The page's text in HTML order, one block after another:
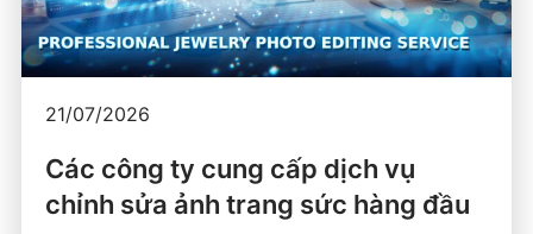
21/07/2026
Các công ty cung cấp dịch vụ
chỉnh sửa ảnh trang sức hàng đầu